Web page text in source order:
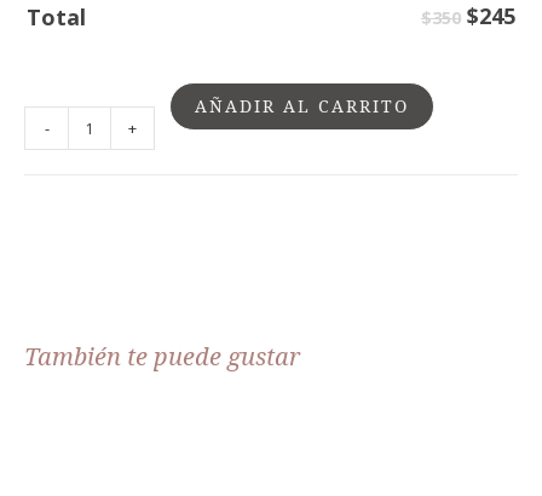
Total $350 $245
- +
AÑADIR AL CARRITO
También te puede gustar